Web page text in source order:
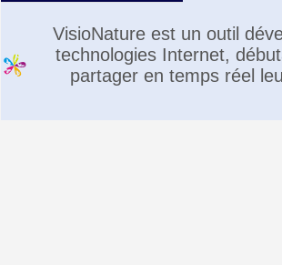
VisioNature est un outil
technologies Internet,
partager en temps réel